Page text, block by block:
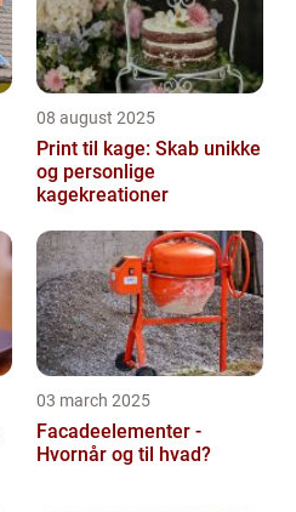
08 august 2025
Print til kage: Skab unikke
og personlige
kagekreationer
03 march 2025
Facadeelementer -
Hvornår og til hvad?